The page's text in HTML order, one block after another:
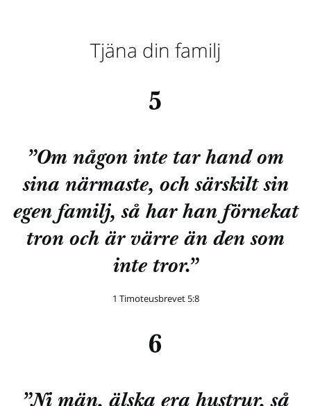
Tjäna din familj
5
”Om någon inte tar hand om
sina närmaste, och särskilt sin
egen familj, så har han förnekat
tron och är värre än den som
inte tror.”
1 Timoteusbrevet 5:8
6